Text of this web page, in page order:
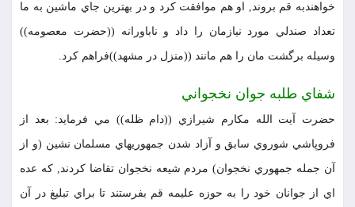
خواهندبه قم بروند, او هم موافقت كرد و در بهترين جاي ماشين به ما
تعداد صندلي مورد نيازمان را داد و ناباورانه ((حضرت معصومه))
وسيله برگشت مان را هم مانند ((منزل در مشهد))فراهم كرد.
شفاي طلبه جوان نخجواني
حضرت آيت الله مكارم شيرازي ((دام ظله)) مي فرمايد: بعد از
فروپاشي شوروي سابق و آزاد شدن جمهوريهاي مسلمان نشين (و از
آن جمله جمهوري نخجوان) مردم شيعه نخجوان تقاضا كردند, كه عده
اي از جوانان خود را به حوزه عليمه قم بفرستند تا براي تبليغ در آن